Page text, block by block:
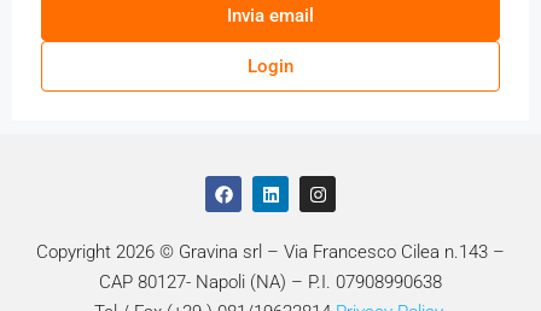
Invia email
Login
Copyright 2026 © Gravina srl – Via Francesco Cilea n.143 –
CAP 80127- Napoli (NA) – P.I. 07908990638